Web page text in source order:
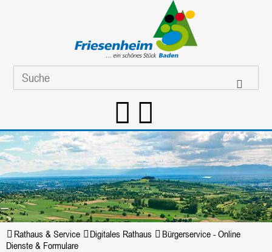
Rathaus & Service Digitales Rathaus
Bürgerservice - Online
Dienste & Formulare